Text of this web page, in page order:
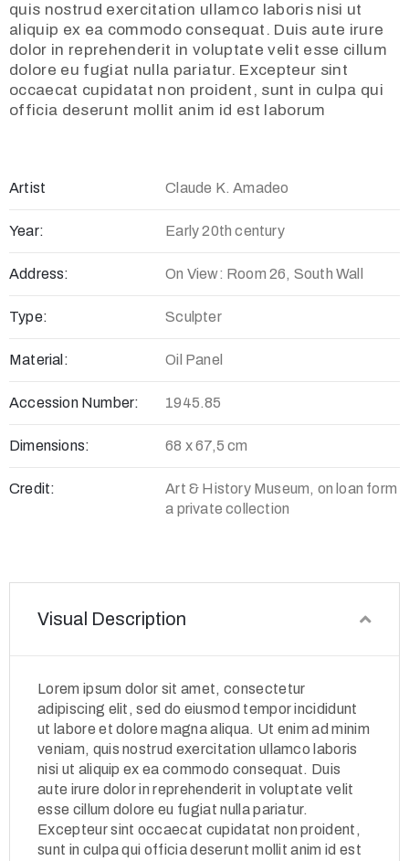
quis nostrud exercitation ullamco laboris nisi ut
aliquip ex ea commodo consequat. Duis aute irure
dolor in reprehenderit in voluptate velit esse cillum
dolore eu fugiat nulla pariatur. Excepteur sint
occaecat cupidatat non proident, sunt in culpa qui
officia deserunt mollit anim id est laborum
Artist Claude K. Amadeo
Year: Early 20th century
Address: On View: Room 26, South Wall
Type: Sculpter
Material: Oil Panel
Accession Number: 1945.85
Dimensions: 68 x 67,5 cm
Credit:
Art & History Museum, on loan form
a private collection
Visual Description
Lorem ipsum dolor sit amet, consectetur
adipiscing elit, sed do eiusmod tempor incididunt
ut labore et dolore magna aliqua. Ut enim ad minim
veniam, quis nostrud exercitation ullamco laboris
nisi ut aliquip ex ea commodo consequat. Duis
aute irure dolor in reprehenderit in voluptate velit
esse cillum dolore eu fugiat nulla pariatur.
Excepteur sint occaecat cupidatat non proident,
sunt in culpa qui officia deserunt mollit anim id est